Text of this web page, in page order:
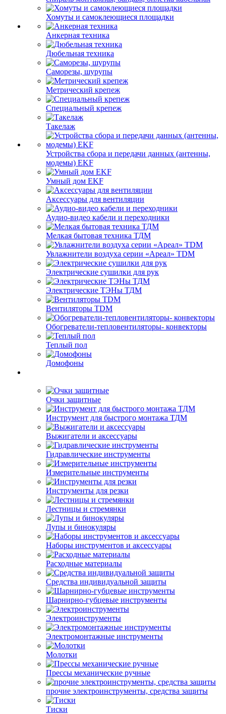
Хомуты и самоклеющиеся площадки
Анкерная техника
Дюбельная техника
Саморезы, шурупы
Метрический крепеж
Специальный крепеж
Такелаж
Устройства сбора и передачи данных (антенны,
модемы) EKF
Умный дом EKF
Аксессуары для вентиляции
Аудио-видео кабели и переходники
Мелкая бытовая техника ТДМ
Увлажнители воздуха серии «Ареал» TDM
Электрические сушилки для рук
Электрические ТЭНы ТДМ
Вентиляторы TDM
Обогреватели-тепловентиляторы- конвекторы
Теплый пол
Домофоны
Очки защитные
Инструмент для быстрого монтажа ТДМ
Выжигатели и аксессуары
Гидравлические инструменты
Измерительные инструменты
Инструменты для резки
Лестницы и стремянки
Лупы и бинокуляры
Наборы инструментов и аксессуары
Расходные материалы
Средства индивидуальной защиты
Шарнирно-губцевые инструменты
Электроинструменты
Электромонтажные инструменты
Молотки
Прессы механические ручные
прочие электроинструменты, средства защиты
Тиски